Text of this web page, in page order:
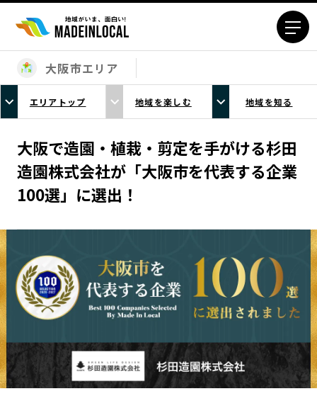
エリアから探す
北海道エリア
青森エリア
岩手エリア
宮城エリア
秋田エリア
山形エリア
福島エリア
茨城エリア
栃木エリア
埼玉エリア
千葉エリア
神奈川エリア
新潟エリア
富山エリア
石川エリア
福井エリア
山梨エリア
静岡エリア
愛知エリア
三重エリア
滋賀エリア
大阪市エリア
エリアトップ 地域を楽しむ 地域を知る
大阪で造園・植栽・剪定を手がける杉田
造園株式会社が「大阪市を代表する企業
100選」に選出！